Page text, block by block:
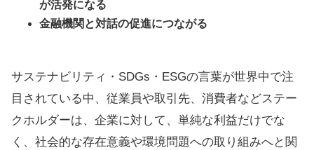
が活発になる
金融機関と対話の促進につながる
サステナビリティ・SDGs・ESGの言葉が世界中で注
目されている中、従業員や取引先、消費者などステー
クホルダーは、企業に対して、単純な利益だけでな
く、社会的な存在意義や環境問題への取り組みへと関